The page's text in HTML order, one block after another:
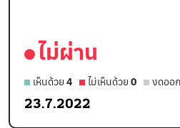
ไม่ผ่าน
เห็นด้วย 4 ไม่เห็นด้วย 0 งดออ
23.7.2022